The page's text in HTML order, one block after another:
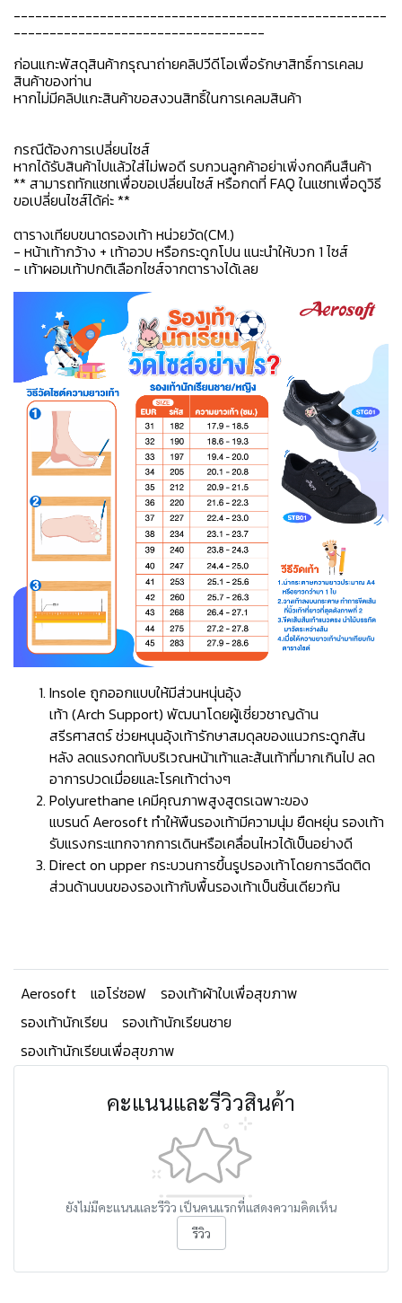
----------------------------------------------------
-----------------------------------
ก่อนแกะพัสดุสินค้ากรุณาถ่ายคลิปวีดีโอเพื่อรักษาสิทธิ์การเคลม
สินค้าของท่าน
หากไม่มีคลิปแกะสินค้าขอสงวนสิทธิ์ในการเคลมสินค้า
กรณีต้องการเปลี่ยนไซส์
หากได้รับสินค้าไปแล้วใส่ไม่พอดี รบกวนลูกค้าอย่าเพิ่งกดคืนสืนค้า
** สามารถทักแชทเพื่อขอเปลี่ยนไซส์ หรือกดที่ FAQ ในแชทเพื่อดูวิธี
ขอเปลี่ยนไซส์ได้ค่ะ **
ตารางเทียบขนาดรองเท้า หน่วยวัด(CM.)
- หน้าเท้ากว้าง + เท้าอวบ หรือกระดูกโปน แนะนำให้บวก 1 ไซส์
- เท้าผอมเท้าปกติเลือกไซส์จากตารางได้เลย
Insole ถูกออกแบบให้มีส่วนหนุ่นอุ้ง
เท้า (Arch Support) พัฒนาโดยผู้เชี่ยวชาญด้าน
สรีรศาสตร์ ช่วยหนุนอุ้งเท้ารักษาสมดุลของแนวกระดูกสัน
หลัง ลดแรงกดทับบริเวณหน้าเท้าและส้นเท้าที่มากเกินไป ลด
อาการปวดเมื่อยและโรคเท้าต่างๆ
Polyurethane เคมีคุณภาพสูงสูตรเฉพาะของ
แบรนด์ Aerosoft ทำให้พืนรองเท้ามีความนุ่ม ยืดหยุ่น รองเท้า
รับแรงกระแทกจากการเดินหรือเคลื่อนไหวได้เป็นอย่างดี
Direct on upper กระบวนการขึ้นรูปรองเท้าโดยการฉีดติด
ส่วนด้านบนของรองเท้ากับพื้นรองเท้าเป็นชิ้นเดียวกัน
Aerosoft แอโร่ซอฟ
รองเท้าผ้าใบเพื่อสุขภาพ
รองเท้านักเรียน
รองเท้านักเรียนชาย
รองเท้านักเรียนเพื่อสุขภาพ
คะแนนและรีวิวสินค้า
ยังไม่มีคะแนนและรีวิว เป็นคนแรกที่แสดงความคิดเห็น
รีวิว